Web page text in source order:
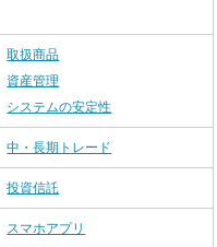
取扱商品
資産管理
システムの安定性
中・長期トレード
投資信託
スマホアプリ